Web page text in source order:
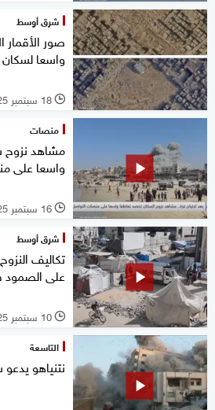
شرق أوسط
صور
واسعا
l 18 سبتمبر 2025
منصات
مشاهد نزوح
واسعا على
l 16 سبتمبر 2025
شرق أوسط
تكاليف
على الصمود
l 10 سبتمبر 2025
التاسعة
نتنياهو